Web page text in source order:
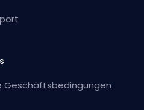
Geschäftsbedingungen